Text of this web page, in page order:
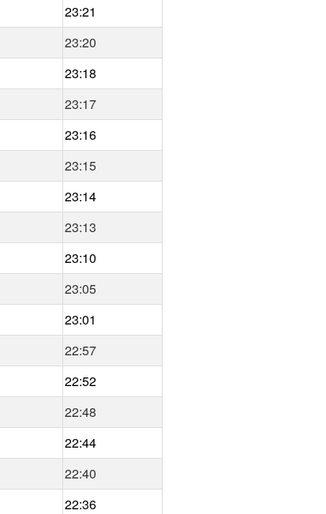
23:21
23:20
23:18
23:17
23:16
23:15
23:14
23:13
23:10
23:05
23:01
22:57
22:52
22:48
22:44
22:40
22:36